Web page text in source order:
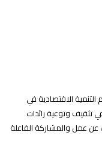
الاقتصادية في
وتوعية رائدات
عمل والمشاركة الفاعلة